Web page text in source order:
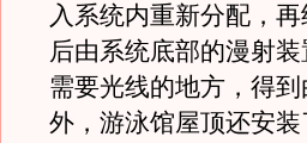
入系统内重新分配，
后由系统底部的漫射
需要光线的地方，得
外，游泳馆屋顶还安